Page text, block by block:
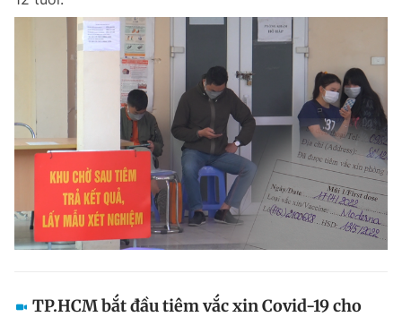
TP.HCM bắt đầu tiêm vắc xin Covid-19 cho